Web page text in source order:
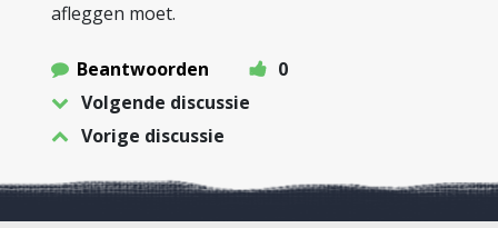
afleggen moet.
Beantwoorden
0
Volgende discussie
Vorige discussie